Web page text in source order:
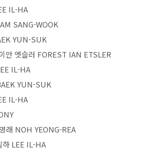
IL-HA
SANG-WOOK
SUK
러 FOREST IAN ETSLER
IL-HA
YUN-SUK
HA
래 NOH YEONG-REA
IL-HA